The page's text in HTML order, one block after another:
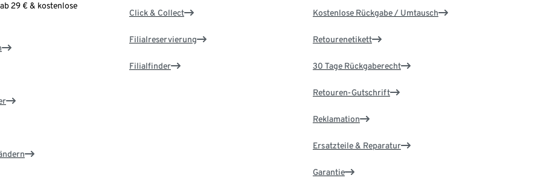
29 € & kostenlose
Click & Collect
Filialreservierung
Filialfinder
Kostenlose Rückgabe / Umtausch
Retourenetikett
30 Tage Rückgaberecht
Retouren-Gutschrift
Reklamation
Ersatzteile & Reparatur
Garantie